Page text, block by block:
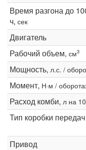
Время разгона до
ч, сек
Двигатель
Рабочий объем, см3
Мощность, л.с. /
Момент, Н·м /
Расход комби, л на
Тип коробки передач
Привод